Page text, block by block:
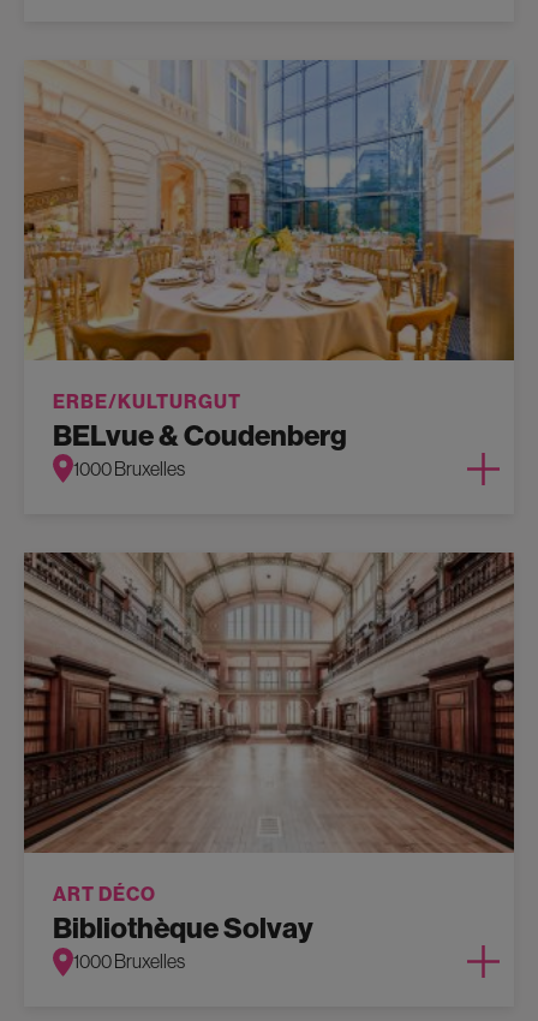
ERBE/KULTURGUT
BELvue & Coudenberg
1000 Bruxelles
ART DÉCO
Bibliothèque Solvay
1000 Bruxelles